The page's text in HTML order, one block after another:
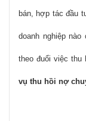
bán, hợp tác đầu
doanh nghiệp
theo đuổi việc thu
vụ thu hồi nợ